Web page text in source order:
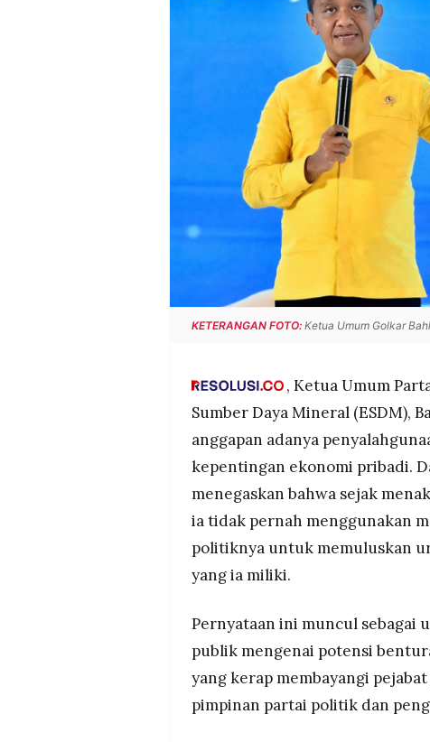
KETERANGAN FOTO: Ketua Umum Golkar
, Ketua Umum
Sumber Daya Mineral (ESDM),
anggapan adanya
kepentingan ekonomi pribadi.
menegaskan bahwa sejak
ia tidak pernah menggunakan
politiknya untuk memuluskan
yang ia miliki.
Pernyataan ini muncul sebagai
publik mengenai potensi
yang kerap membayangi
pimpinan partai politik dan